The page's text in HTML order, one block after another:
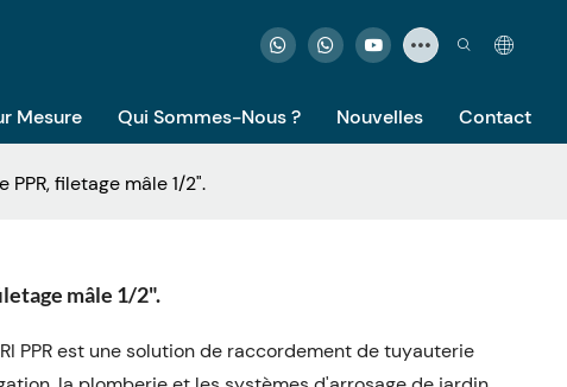
Mesure Qui Sommes-Nous ? Nouvelles Contact
filetage mâle 1/2".
mâle 1/2".
PPR est une solution de raccordement de tuyauterie